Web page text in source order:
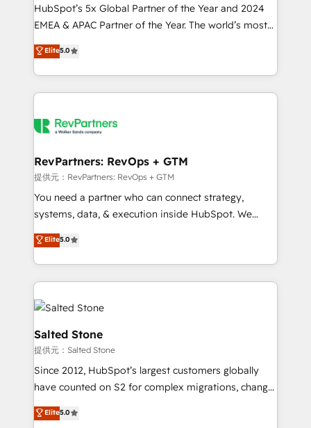
HubSpot’s 5x Global Partner of the Year and 2024
EMEA & APAC Partner of the Year. The world’s most
experienced and fully accredited HubSpot Solutions
Partner. 🚀 With 2,750+ HubSpot projects delivered
and 370+ specialists across EMEA, APAC and NAM,
we de-risk complex CRM programmes and
multi-region migrations to AI-powered automation,
scale. 🏆 HubSpot’s CEO called us “the partner of the
future.” Others agree it is proof of trust built through
measurable impact.
Elite5.0
RevPartners: RevOps + GTM
提供元：RevPartners: RevOps + GTM
You need a partner who can connect strategy,
systems, data, & execution inside HubSpot. We
bridge the gap where most agencies fall short by
combining GTM strategy with technical execution to
solve the right problem with the right solution. As the
only firm in the world to hold Elite Partner
Accreditations with both HubSpot and Clay, our
clients gain a unique advantage in CRM architecture,
pipeline generation, data intelligence, and go-to-
market execution. Why B2B Businesses Choose RP: -
Secure: Soc2 compliant 🛡️ - Pricing: Implementations
starting at $1,5k 💵 - Speed: Launch in 14 days ⚡ -
Scale: Fastest tiering Elite HubSpot Partner 🪴 -
Elite5.0
Salted Stone
提供元：Salted Stone
Since 2012, HubSpot’s largest customers globally
have counted on S2 for complex migrations, change
management, systems integration, and creative
solutions that deliver measurable impact and
Elite5.0